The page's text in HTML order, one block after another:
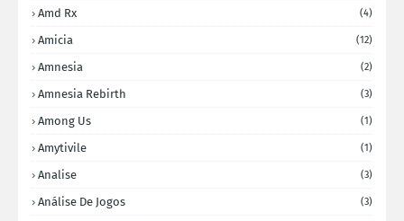
Amd Rx (4)
Amicia (12)
Amnesia (2)
Amnesia Rebirth (3)
Among Us (1)
Amytivile (1)
Analise (3)
Análise De Jogos (3)